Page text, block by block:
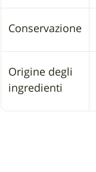
Conservazione
Origine degli
ingredienti